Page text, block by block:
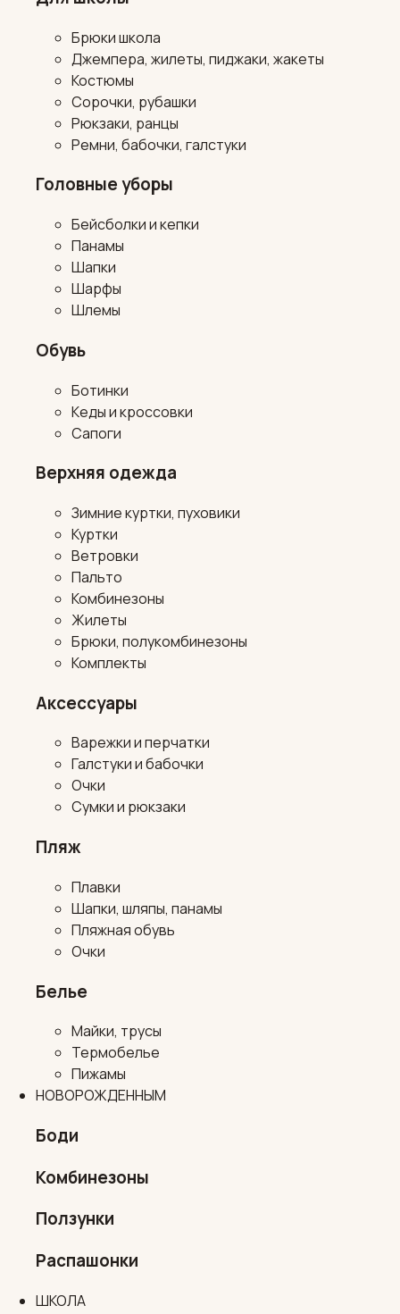
Брюки школа
Джемпера, жилеты, пиджаки, жакеты
Костюмы
Сорочки, рубашки
Рюкзаки, ранцы
Ремни, бабочки, галстуки
Головные уборы
Бейсболки и кепки
Панамы
Шапки
Шарфы
Шлемы
Обувь
Ботинки
Кеды и кроссовки
Сапоги
Верхняя одежда
Зимние куртки, пуховики
Куртки
Ветровки
Пальто
Комбинезоны
Жилеты
Брюки, полукомбинезоны
Комплекты
Аксессуары
Варежки и перчатки
Галстуки и бабочки
Очки
Сумки и рюкзаки
Пляж
Плавки
Шапки, шляпы, панамы
Пляжная обувь
Очки
Белье
Майки, трусы
Термобелье
Пижамы
НОВОРОЖДЕННЫМ
Боди
Комбинезоны
Ползунки
Распашонки
ШКОЛА